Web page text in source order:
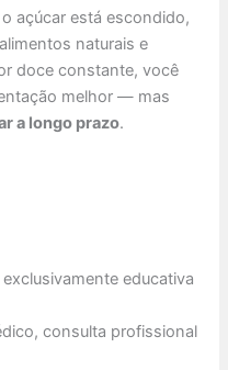
açúcar está escondido,
naturais e
doce constante, você
melhor — mas
a longo prazo.
educativa
consulta profissional